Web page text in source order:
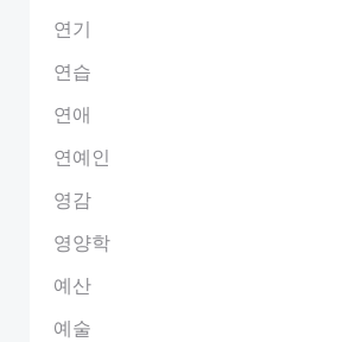
연기
연습
연애
연예인
영감
영양학
예산
예술